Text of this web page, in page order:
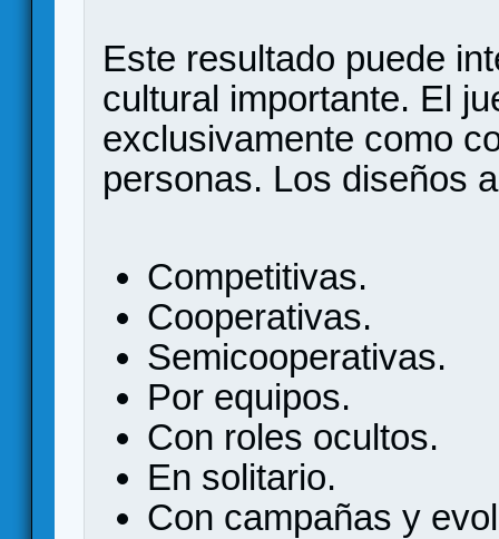
Este resultado puede
cultural importante. El
exclusivamente como
personas. Los diseños
Competitivas.
Cooperativas.
Semicooperativas.
Por equipos.
Con roles ocultos.
En solitario.
Con campañas y